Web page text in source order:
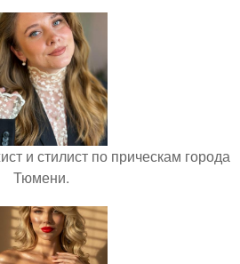
и стилист по прическам города
Тюмени.